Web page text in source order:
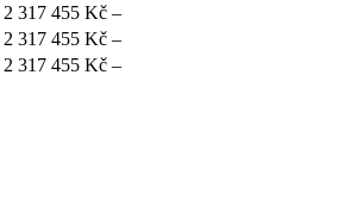
2 317 455 Kč –
2 317 455 Kč –
2 317 455 Kč –